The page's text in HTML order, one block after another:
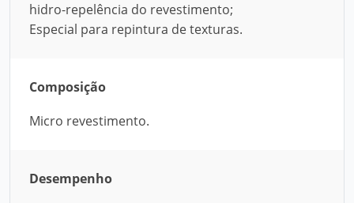
hidro-repelência do revestimento;
Especial para repintura de texturas.
Composição
Micro revestimento.
Desempenho